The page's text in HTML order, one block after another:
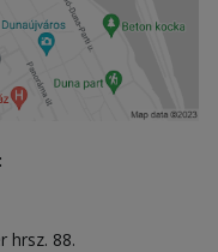
hrsz. 88.